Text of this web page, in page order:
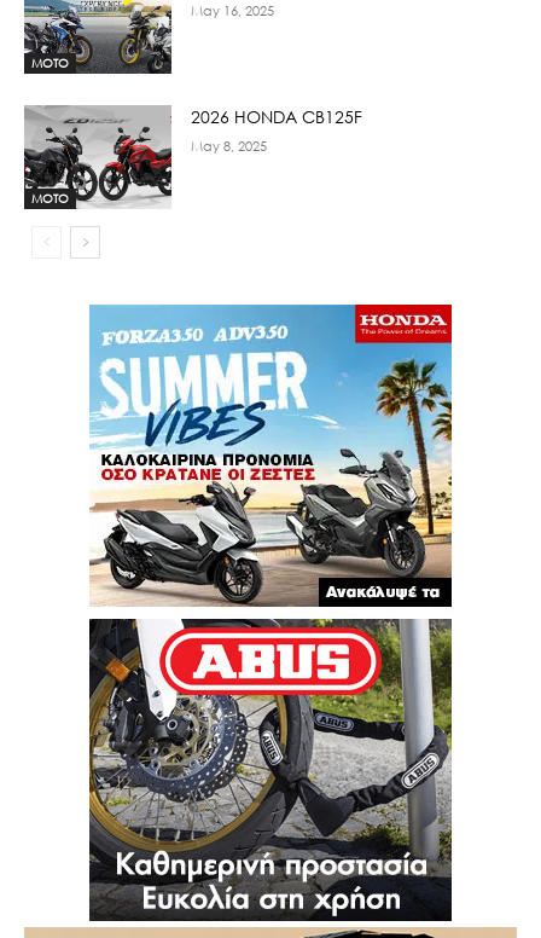
MOTO
May 16, 2025
MOTO
2026 HONDA CB125F
May 8, 2025